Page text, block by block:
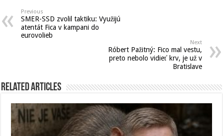
Previous
SMER-SSD zvolil taktiku: Využijú
atentát Fica v kampani do
eurovolieb
Next
Róbert Pažitný: Fico mal vestu,
preto nebolo vidieť krv, je už v
Bratislave
Related Articles